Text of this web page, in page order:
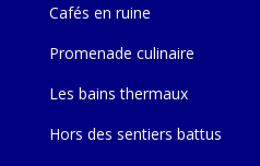
Cafés en ruine
Promenade culinaire
Les bains thermaux
Hors des sentiers battus